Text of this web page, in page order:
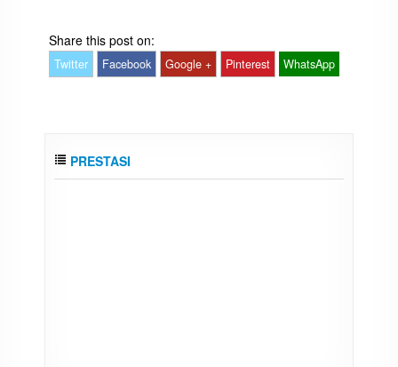
Share this post on:
Twitter Facebook Google + Pinterest WhatsApp
PRESTASI